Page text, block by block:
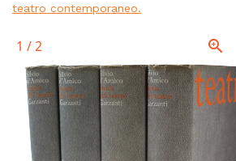
teatro contemporaneo.
1 /2